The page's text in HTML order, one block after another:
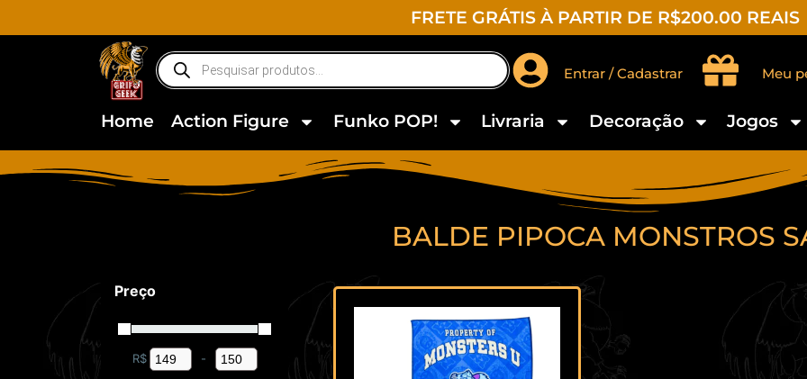
FRETE GRÁTIS À PARTIR DE R$200.00 REAIS
Entrar / Cadastrar Meu
Home Action Figure Funko POP! Livraria Decoração Jogos
BALDE PIPOCA MONSTROS
Preço
R$ Minimum Price
-Maximum Price